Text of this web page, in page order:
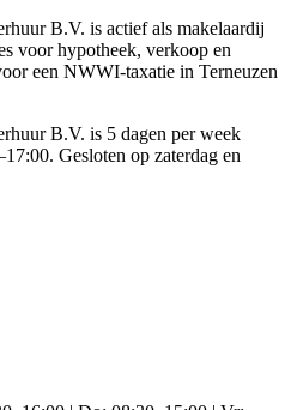
B.V. is actief als makelaardij
voor hypotheek, verkoop en
een NWWI-taxatie in Terneuzen
B.V. is 5 dagen per week
Gesloten op zaterdag en